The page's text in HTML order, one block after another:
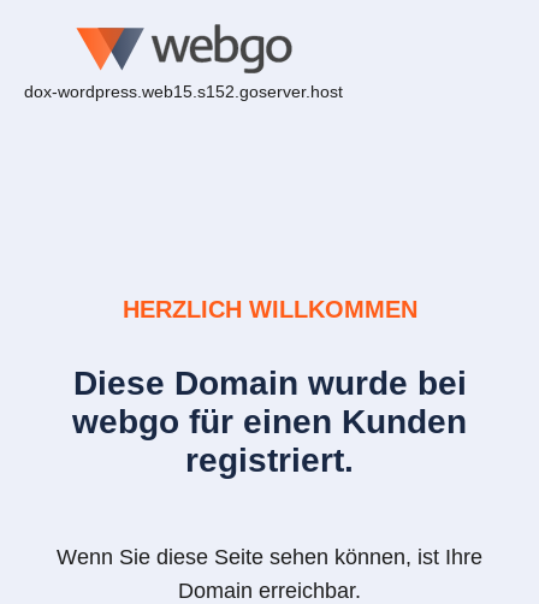
dox-wordpress.web15.s152.goserver.host
HERZLICH WILLKOMMEN
Diese Domain wurde bei
webgo für einen Kunden
registriert.
Wenn Sie diese Seite sehen können, ist Ihre
Domain erreichbar.